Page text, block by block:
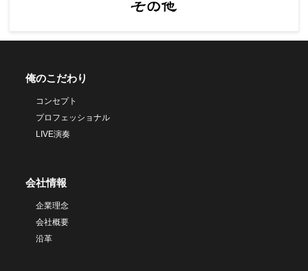
俺のこだわり
コンセプト
プロフェッショナル
LIVE演奏
会社情報
企業理念
会社概要
沿革